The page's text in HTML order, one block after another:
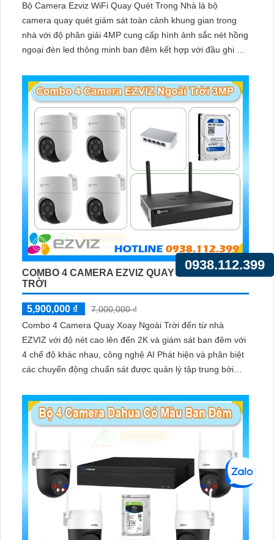
Bộ Camera Ezviz WiFi Quay Quét Trong Nhà là bộ
camera quay quét giám sát toàn cảnh khung gian trong
nhà với độ phân giải 4MP cung cấp hình ảnh sắc nét hồng
ngoại đèn led thông minh ban đêm kết hợp với đầu ghi 8
COMBO 4 CAMERA EZVIZ QUAY XOAY NGOÀI
TRỜI
5,900,000 ₫
7,000,000 ₫
Combo 4 Camera Quay Xoay Ngoài Trời đến từ nhà
EZVIZ với độ nét cao lên đến 2K và giám sát ban đêm với
4 chế độ khác nhau, công nghệ AI Phát hiện và phân biệt
các chuyển động chuẩn sát được quản lý tập trung bởi
0938.112.399